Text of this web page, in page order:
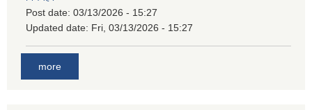
Post date: 03/13/2026 - 15:27
Updated date: Fri, 03/13/2026 - 15:27
more